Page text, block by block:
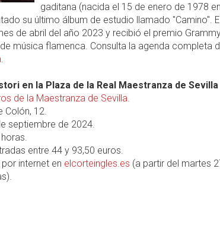
gaditana (nacida el 15 de enero de 1978
su último álbum de estudio llamado "Camino".
de abril del año 2023 y recibió el premio
música flamenca. Consulta la agenda completa
.
en la Plaza de la Real Maestranza de Sevilla
de la Maestranza de Sevilla.
Colón, 12.
septiembre de 2024.
entre 44 y 93,50 euros.
internet en elcorteingles.es (a partir del martes